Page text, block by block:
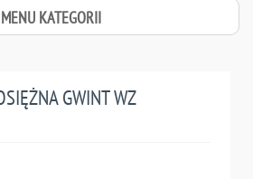
MENU KATEGORII
GWINT WZ